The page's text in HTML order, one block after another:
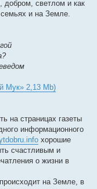
светлом и как
и на Земле.
Мук» 2,13 Mb)
на страницах газеты
информационного
хорошие
счастливым и
о жизни в
на Земле, в